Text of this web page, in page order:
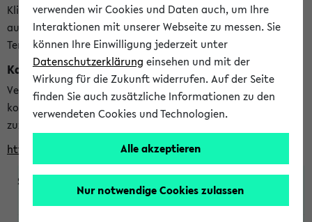
Klicken Sie auf das Semester, welches Sie für Ihre Sitzung
auswählen möchten. Bitte beachten Sie auch die weiteren
Termine imKalender der Lehrplanung
Kalenderintegration
Verwenden Sie die folgende Adresse, um mit einer
kompatiblen Kalenderanwendung auf die Vorlesungszeiten
zuzugreifen (nähere Informationen
finden Sie hier
https://ekvv.uni-bielefeld.de/ws/calendar?vz
WiSe 2026/2027
verwenden wir Cookies und Daten auch, um Ihre
Interaktionen mit unserer Webseite zu messen. Sie
können Ihre Einwilligung jederzeit unter
Datenschutzerklärung einsehen und mit der
Wirkung für die Zukunft widerrufen. Auf der Seite
finden Sie auch zusätzliche Informationen zu den
verwendeten Cookies und Technologien.
Alle akzeptieren
Nur notwendige Cookies zulassen